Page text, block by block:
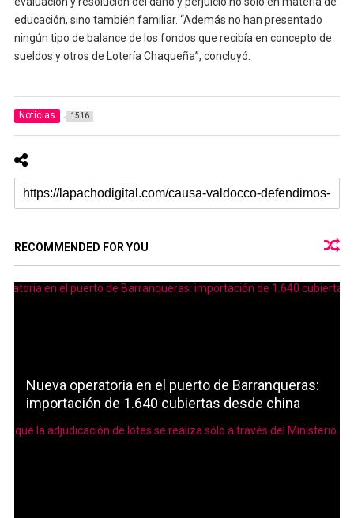
educación, sino también familiar. “Además no han presentado
ningún tipo de balance de los fondos que recibía en concepto de
sueldos y otros de Lotería Chaqueña”, concluyó.
Noticias 1516
RECOMMENDED FOR YOU
Nueva operatoria en el puerto de Barranqueras:
importación de 1.640 cubiertas desde china